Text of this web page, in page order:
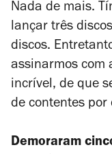
Nada de mais.
lançar três
discos.
assinarmos com
incrível, de que
de contentes
Demoraram